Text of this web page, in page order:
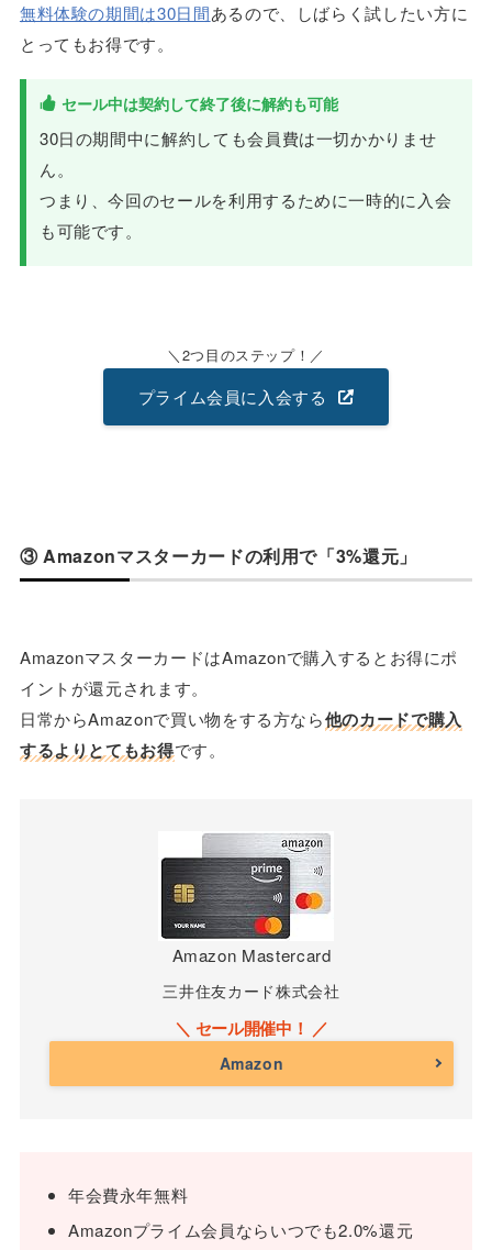
無料体験の期間は30日間あるので、しばらく試したい方に
とってもお得です。
セール中は契約して終了後に解約も可能
30日の期間中に解約しても会員費は一切かかりませ
ん。
つまり、今回のセールを利用するために一時的に入会
も可能です。
2つ目のステップ！
プライム会員に入会する
③ Amazonマスターカードの利用で「3%還元」
AmazonマスターカードはAmazonで購入するとお得にポ
イントが還元されます。
日常からAmazonで買い物をする方なら他のカードで購入
するよりとてもお得です。
Amazon Mastercard
三井住友カード株式会社
Amazon
年会費永年無料
Amazonプライム会員ならいつでも2.0%還元